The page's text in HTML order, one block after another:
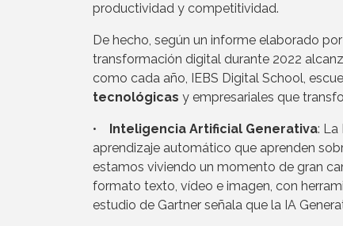
productividad y competitividad.
De hecho, según un informe elaborado
transformación digital durante 2022
como cada año, IEBS Digital School,
tecnológicas y empresariales que
• Inteligencia Artificial Generativa: La
aprendizaje automático que aprenden
estamos viviendo un momento de gran
formato texto, vídeo e imagen, con
estudio de Gartner señala que la IA